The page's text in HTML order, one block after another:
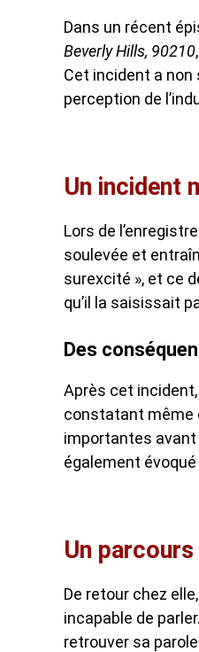
Dans un récent
Beverly Hills, 90210
Cet incident a
perception de
Un incident
Lors de
soulevée et
surexcité », et ce
qu’il la saisissait
Des
Après cet
constatant même
importantes avant
également
Un
De retour chez
incapable de
retrouver sa